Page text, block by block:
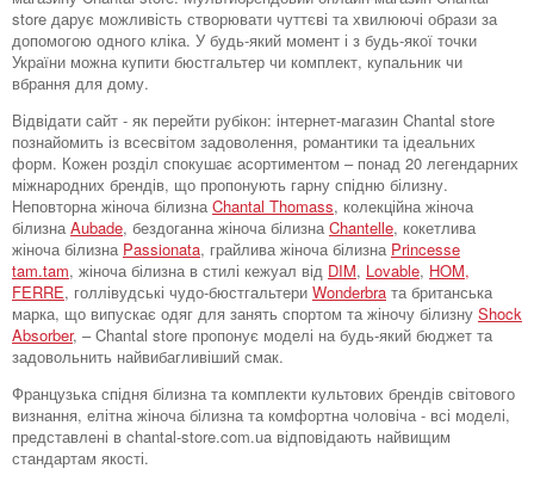
store дарує можливість створювати чуттєві та хвилюючі образи за
допомогою одного кліка. У будь-який момент і з будь-якої точки
України можна купити бюстгальтер чи комплект, купальник чи
вбрання для дому.
Відвідати сайт - як перейти рубікон: інтернет-магазин Chantal store
познайомить із всесвітом задоволення, романтики та ідеальних
форм. Кожен розділ спокушає асортиментом – понад 20 легендарних
міжнародних брендів, що пропонують гарну спідню білизну.
Неповторна жіноча білизна Chantal Thomass, колекційна жіноча
білизна Aubade, бездоганна жіноча білизна Chantelle, кокетлива
жіноча білизна Passionata, грайлива жіноча білизна Princesse
tam.tam, жіноча білизна в стилі кежуал від DIM, Lovable, HOM,
FERRE, голлівудські чудо-бюстгальтери Wonderbra та британська
марка, що випускає одяг для занять спортом та жіночу білизну Shock
Absorber, – Chantal store пропонує моделі на будь-який бюджет та
задовольнить найвибагливіший смак.
Французька спідня білизна та комплекти культових брендів світового
визнання, елітна жіноча білизна та комфортна чоловіча - всі моделі,
представлені в chantal-store.com.ua відповідають найвищим
стандартам якості.